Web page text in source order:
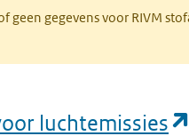
geen gegevens voor RIVM
luchtemissies